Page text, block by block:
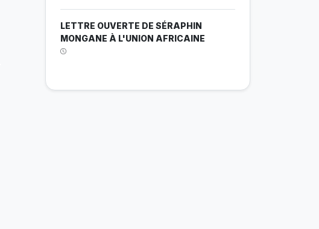
LETTRE OUVERTE DE SÉRAPHIN
MONGANE À L'UNION AFRICAINE